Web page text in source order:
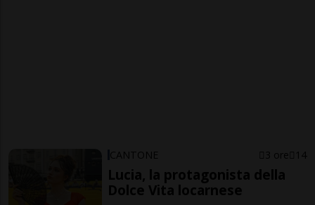
CANTONE 3 ore 14
Lucia, la protagonista della
Dolce Vita locarnese